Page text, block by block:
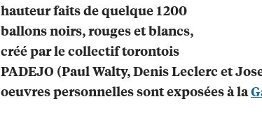
hauteur faits de quelque 1200
ballons noirs, rouges et blancs,
créé par le collectif torontois
PADEJO (Paul Walty, Denis Leclerc et
oeuvres personnelles sont exposées à la